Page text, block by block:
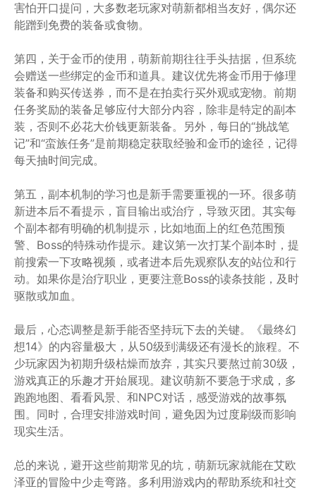
害怕开口提问，大多数老玩家对萌新都相当友好，偶尔还
能蹭到免费的装备或食物。
第四，关于金币的使用，萌新前期往往手头拮据，但系统
会赠送一些绑定的金币和道具。建议优先将金币用于修理
装备和购买传送券，而不是在拍卖行买外观或宠物。前期
任务奖励的装备足够应付大部分内容，除非是特定的副本
装，否则不必花大价钱更新装备。另外，每日的“挑战笔
记”和“蛮族任务”是前期稳定获取经验和金币的途径，记得
每天抽时间完成。
第五，副本机制的学习也是新手需要重视的一环。很多萌
新进本后不看提示，盲目输出或治疗，导致灭团。其实每
个副本都有明确的机制提示，比如地面上的红色范围预
警、Boss的特殊动作提示。建议第一次打某个副本时，提
前搜索一下攻略视频，或者进本后先观察队友的站位和行
动。如果你是治疗职业，更要注意Boss的读条技能，及时
驱散或加血。
最后，心态调整是新手能否坚持玩下去的关键。《最终幻
想14》的内容量极大，从50级到满级还有漫长的旅程。不
少玩家因为初期升级枯燥而放弃，其实只要熬过前30级，
游戏真正的乐趣才开始展现。建议萌新不要急于求成，多
跑跑地图、看看风景、和NPC对话，感受游戏的故事氛
围。同时，合理安排游戏时间，避免因为过度刷级而影响
现实生活。
总的来说，避开这些前期常见的坑，萌新玩家就能在艾欧
泽亚的冒险中少走弯路。多利用游戏内的帮助系统和社交